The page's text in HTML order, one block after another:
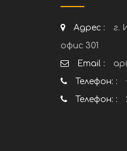
Адрес :
г.
офис 301
Email :
Телефон: :
Телефон: :